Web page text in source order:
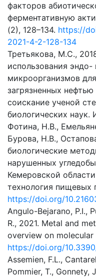
факторов
ферментативную
(2), 128–134. https://
2021-4-2-128-134
Третьякова, М.С.,
использования
микроорганизмов
загрязненных
соискание ученой
биологических наук.
Фотина, Н.В.,
Бурова, Н.В.,
биологические
нарушенных
Кемеровской
технология пищевых
https://doi.org/
Angulo-Bejarano, P.I.,
R., 2021. Metal and
overview on molecular
https://doi.org/
Assemien, F.L.,
Pommier, T., Gonnety,